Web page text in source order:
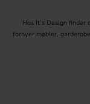
Tænk på
til tunge
Harmoniser
matcher
Detaljerne gør
Hos It’s Design
fornyer møbler,